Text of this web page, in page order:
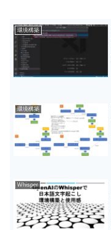
環境構築
環境構築
Whisper